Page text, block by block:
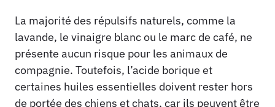
La majorité des répulsifs naturels, comme la
lavande, le vinaigre blanc ou le marc de café, ne
présente aucun risque pour les animaux de
compagnie. Toutefois, l’acide borique et
certaines huiles essentielles doivent rester hors
de portée des chiens et chats, car ils peuvent être